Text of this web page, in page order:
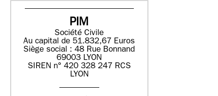
PIM
Société Civile
Au capital de 51.832,67 Euros
Siège social : 48 Rue Bonnand
69003 LYON
SIREN n° 420 328 247 RCS
LYON